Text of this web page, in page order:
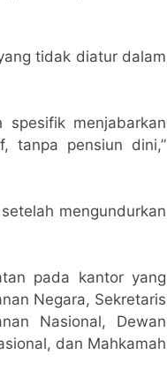
tidak diatur dalam
menjabarkan
tanpa pensiun dini,”
mengundurkan
pada kantor yang
Negara, Sekretaris
Nasional, Dewan
dan Mahkamah